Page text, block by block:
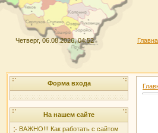
Четверг, 06.08.2026, 04:52
Форма входа
На нашем сайте
ВАЖНО!!! Как работать с сайтом